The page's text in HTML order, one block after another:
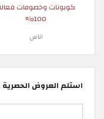
كوبونات وخصومات
100%
اناس
استلم العروض الحصرية